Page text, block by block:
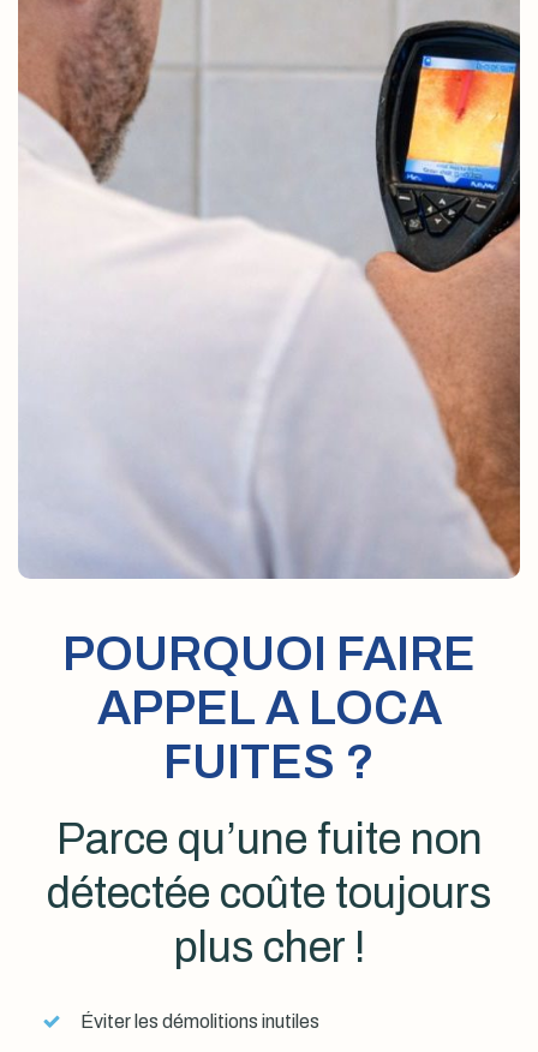
POURQUOI FAIRE
APPEL A LOCA
FUITES ?
Parce qu’une fuite non
détectée coûte toujours
plus cher !
Éviter les démolitions inutiles